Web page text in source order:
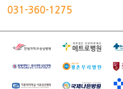
031-360-1275